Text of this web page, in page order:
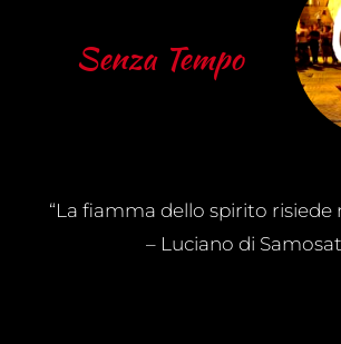
Senza Tempo
“La fiamma dello spirito risiede
– Luciano di